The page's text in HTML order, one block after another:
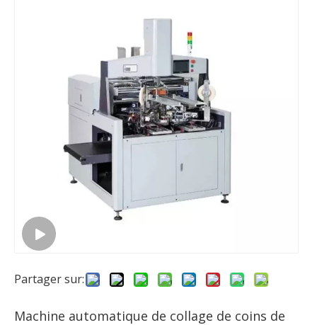
Partager sur:
Machine automatique de collage de coins de